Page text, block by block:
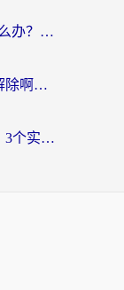
在老挝用喜马拉雅FM地区限制怎么办？海外党亲测有效的回国加速方案
咪咕音乐国外听歌版权限制怎么解除啊？海外党亲测有效的回国加速方案
在加拿大用掌阅地区限制怎么办？3个实用技巧帮你轻松解决（附海外华人必备工具）